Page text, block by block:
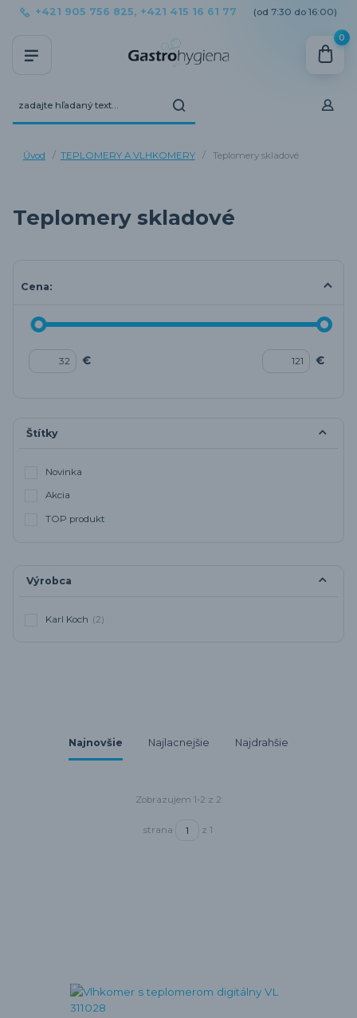
+421 905 756 825, +421 415 16 61 77 (od 7:30 do 16:00)
0
Úvod TEPLOMERY A VLHKOMERY Teplomery skladové
Teplomery skladové
Cena:
€ €
Štítky
Novinka
Akcia
TOP produkt
Výrobca
Karl Koch (2)
Najnovšie Najlacnejšie Najdrahšie
Zobrazujem 1-2 z 2
strana z 1